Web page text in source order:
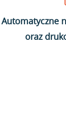
Automatyczne
oraz